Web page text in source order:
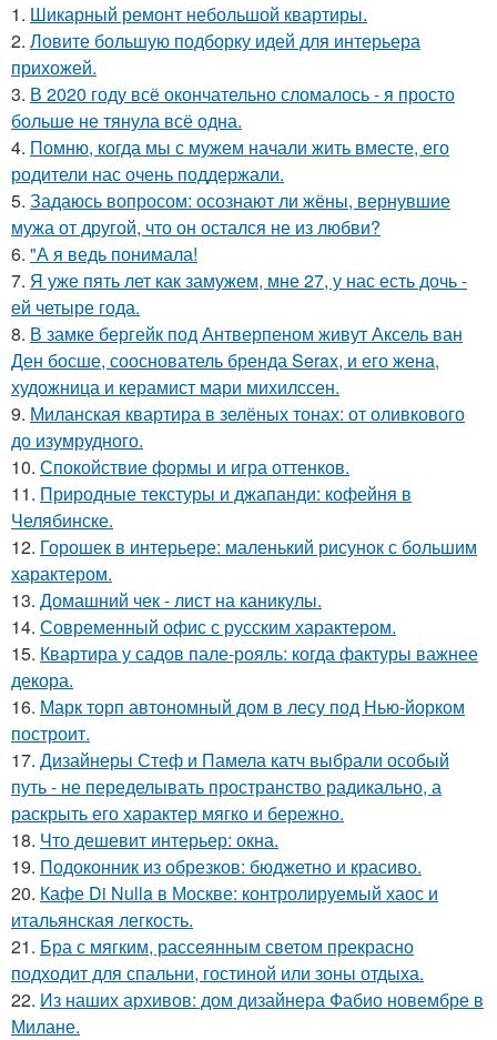
1. Шикарный ремонт небольшой квартиры.
2. Ловите большую подборку идей для интерьера
прихожей.
3. В 2020 году всё окончательно сломалось - я просто
больше не тянула всё одна.
4. Помню, когда мы с мужем начали жить вместе, его
родители нас очень поддержали.
5. Задаюсь вопросом: осознают ли жёны, вернувшие
мужа от другой, что он остался не из любви?
6. "А я ведь понимала!
7. Я уже пять лет как замужем, мне 27, у нас есть дочь -
ей четыре года.
8. В замке бергейк под Антверпеном живут Аксель ван
Ден босше, сооснователь бренда Serax, и его жена,
художница и керамист мари михилссен.
9. Миланская квартира в зелёных тонах: от оливкового
до изумрудного.
10. Спокойствие формы и игра оттенков.
11. Природные текстуры и джапанди: кофейня в
Челябинске.
12. Горошек в интерьере: маленький рисунок с большим
характером.
13. Домашний чек - лист на каникулы.
14. Современный офис с русским характером.
15. Квартира у садов пале-рояль: когда фактуры важнее
декора.
16. Марк торп автономный дом в лесу под Нью-йорком
построит.
17. Дизайнеры Стеф и Памела катч выбрали особый
путь - не переделывать пространство радикально, а
раскрыть его характер мягко и бережно.
18. Что дешевит интерьер: окна.
19. Подоконник из обрезков: бюджетно и красиво.
20. Кафе Di Nulla в Москве: контролируемый хаос и
итальянская легкость.
21. Бра с мягким, рассеянным светом прекрасно
подходит для спальни, гостиной или зоны отдыха.
22. Из наших архивов: дом дизайнера Фабио новембре в
Милане.